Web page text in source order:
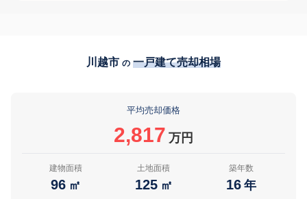
川越市 の 一戸建て売却相場
平均売却価格
2,817 万円
建物面積
96 ㎡
土地面積
125 ㎡
築年数
16 年